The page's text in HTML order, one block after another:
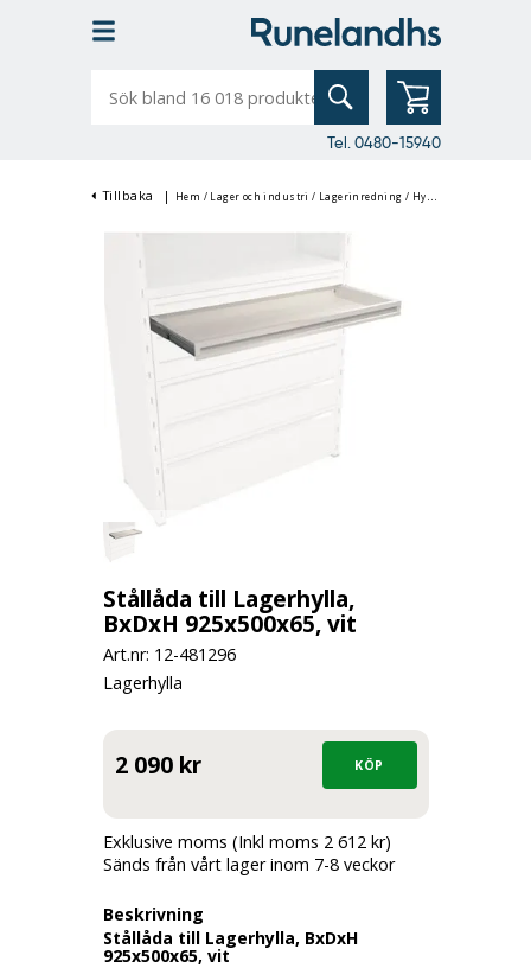
bland
Tel. 0480-15940
Tillbaka | Hem / Lager och industri / Lagerinredning / Hyllsystem
Stållåda till Lagerhylla,
BxDxH 925x500x65, vit
Art.nr: 12-481296
Lagerhylla
2 090 kr
Exklusive moms (Inkl moms 2 612 kr)
Sänds från vårt lager inom 7-8 veckor
Beskrivning
Stållåda till Lagerhylla, BxDxH
925x500x65, vit